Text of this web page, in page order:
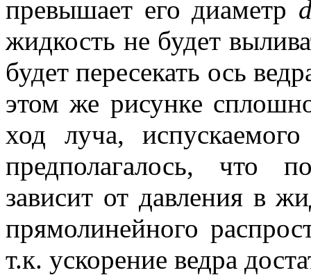
превышает его диаметр
жидкость не будет
будет пересекать ось
этом же рисунке
ход луча,
предполагалось, что
зависит от давления в
прямолинейного
т.к. ускорение ведра